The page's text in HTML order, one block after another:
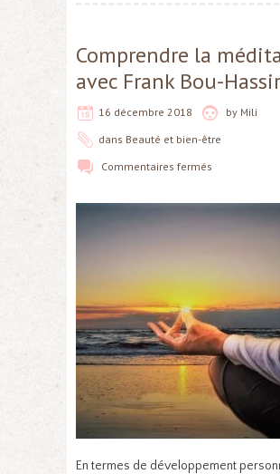
Comprendre la
avec Frank Bou-
16 décembre 2018 by Mili
dans Beauté et bien-être
Commentaires fermés
En termes de développement